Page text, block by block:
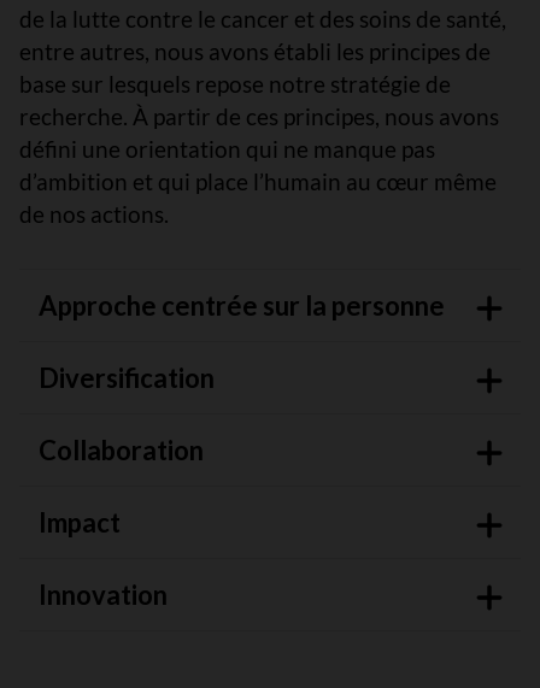
de la lutte contre le cancer et des soins de santé,
entre autres, nous avons établi les principes de
base sur lesquels repose notre stratégie de
recherche. À partir de ces principes, nous avons
défini une orientation qui ne manque pas
d’ambition et qui place l’humain au cœur même
de nos actions.
Approche centrée sur la personne
Diversification
Collaboration
Impact
Innovation